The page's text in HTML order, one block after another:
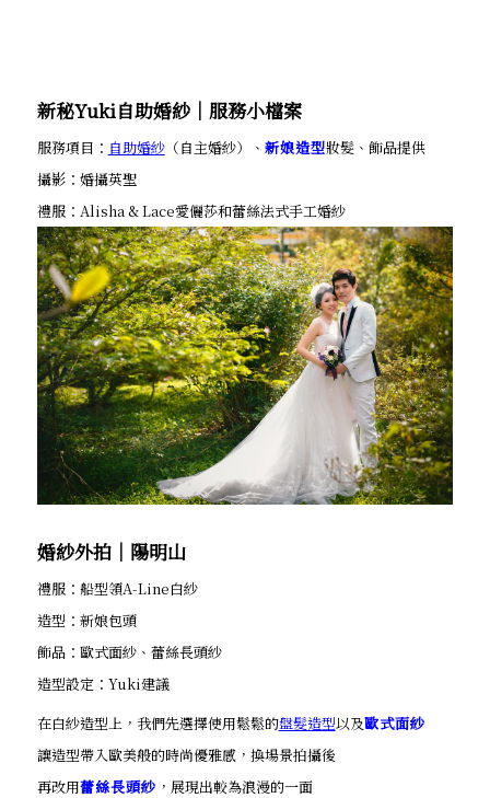
新秘Yuki自助婚紗│服務小檔案
服務項目： 自助婚紗（自主婚紗）、 新娘造型妝髮、飾品提供
攝影：婚攝英聖
禮服：Alisha & Lace愛儷莎和蕾絲法式手工婚紗
婚紗外拍│陽明山
禮服：船型領A-Line白紗
造型：新娘包頭
飾品：歐式面紗、蕾絲長頭紗
造型設定：Yuki建議
在白紗造型上，我們先選擇使用鬆鬆的盤髮造型以及歐式面紗
讓造型帶入歐美般的時尚優雅感，換場景拍攝後
再改用蕾絲長頭紗 ，展現出較為浪漫的一面